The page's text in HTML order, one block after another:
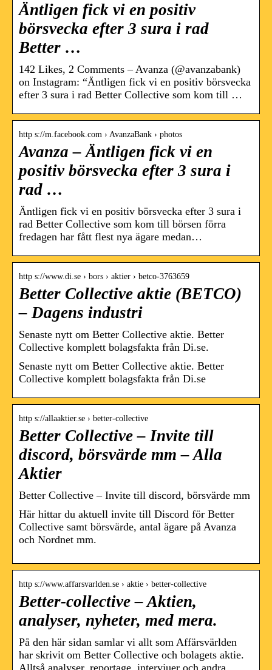
Äntligen fick vi en positiv
börsvecka efter 3 sura i rad
Better …
142 Likes, 2 Comments – Avanza (@avanzabank)
on Instagram: “‪Äntligen fick vi en positiv börsvecka
efter 3 sura i rad Better Collective som kom till‬ …
http s://m.facebook.com › AvanzaBank › photos
Avanza – Äntligen fick vi en
positiv börsvecka efter 3 sura i
rad …
Äntligen fick vi en positiv börsvecka efter 3 sura i
rad Better Collective som kom till börsen förra
fredagen har fått flest nya ägare medan…
http s://www.di.se › bors › aktier › betco-3763659
Better Collective aktie (BETCO)
– Dagens industri
Senaste nytt om Better Collective aktie. Better
Collective komplett bolagsfakta från Di.se.
Senaste nytt om Better Collective aktie. Better
Collective komplett bolagsfakta från Di.se
http s://allaaktier.se › better-collective
Better Collective – Invite till
discord, börsvärde mm – Alla
Aktier
Better Collective – Invite till discord, börsvärde mm
Här hittar du aktuell invite till Discord för Better
Collective samt börsvärde, antal ägare på Avanza
och Nordnet mm.
http s://www.affarsvarlden.se › aktie › better-collective
Better-collective – Aktien,
analyser, nyheter, med mera.
På den här sidan samlar vi allt som Affärsvärlden
har skrivit om Better Collective och bolagets aktie.